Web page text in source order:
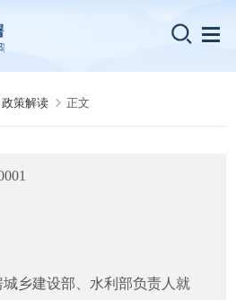
政策解读 正文
乡建设部、水利部负责人就